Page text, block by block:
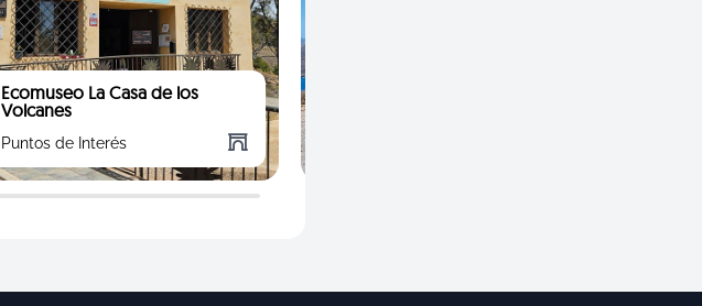
Ecomuseo La Casa de los
Volcanes
Puntos de Interés